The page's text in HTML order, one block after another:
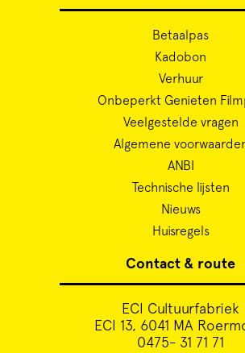
Betaalpas
Kadobon
Verhuur
Onbeperkt Genieten
Veelgestelde vragen
Algemene
ANBI
Technische lijsten
Nieuws
Huisregels
Contact & route
ECI Cultuurfabriek
ECI 13, 6041 MA
0475- 31 71 71